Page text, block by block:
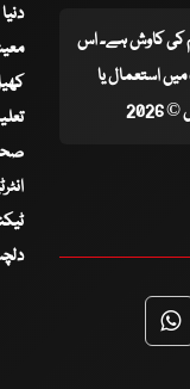
ٹیم کی کاوش ہے۔ اس
استعمال یا
دنیا